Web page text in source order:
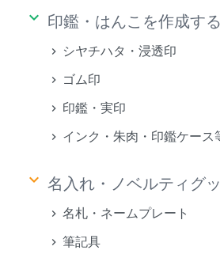
keyboard_arrow_down 印鑑・はんこを作成する
シヤチハタ・浸透印
ゴム印
印鑑・実印
インク・朱肉・印鑑ケース
keyboard_arrow_down 名入れ・ノベルティグ
名札・ネームプレート
筆記具